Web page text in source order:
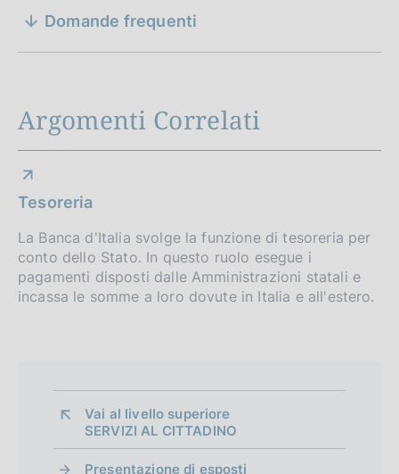
z
i
n
e
d
i
a
p
p
Domande frequenti
Argomenti Correlati
Tesoreria
La Banca d'Italia svolge la funzione di tesoreria per
conto dello Stato. In questo ruolo esegue i
pagamenti disposti dalle Amministrazioni statali e
incassa le somme a loro dovute in Italia e all'estero.
Vai al livello superiore
SERVIZI AL CITTADINO
Presentazione di esposti